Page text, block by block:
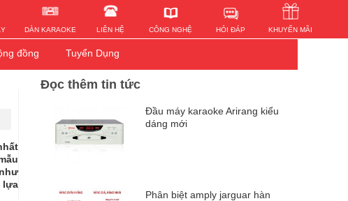
DÀN KARAOKE LIÊN HỆ CÔNG NGHỆ HỎI ĐÁP KHUYẾN MÃI
đồng Tuyển Dụng
lựa
Đọc thêm tin tức
Đầu máy karaoke Arirang kiểu
dáng mới
Phân biệt amply jarguar hàn